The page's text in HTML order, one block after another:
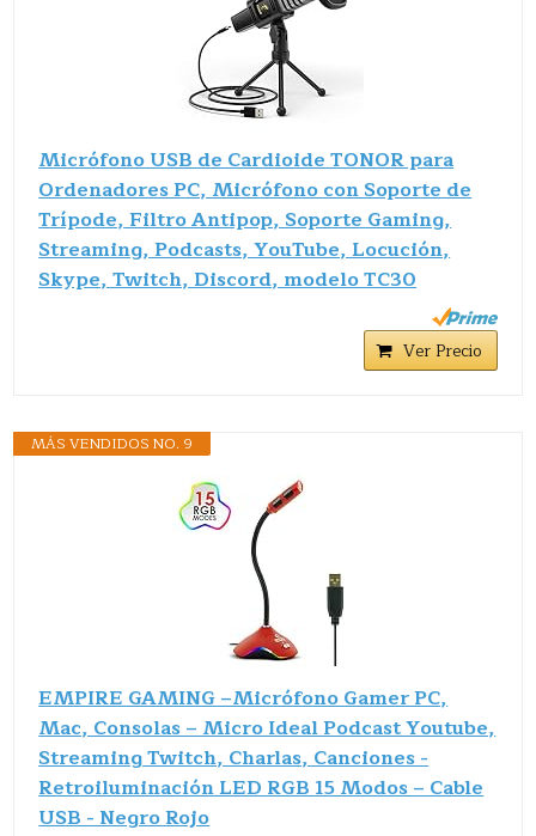
Micrófono USB de Cardioide TONOR para
Ordenadores PC, Micrófono con Soporte de
Trípode, Filtro Antipop, Soporte Gaming,
Streaming, Podcasts, YouTube, Locución,
Skype, Twitch, Discord, modelo TC30
Ver Precio
MÁS VENDIDOS NO. 9
EMPIRE GAMING –Micrófono Gamer PC,
Mac, Consolas – Micro Ideal Podcast Youtube,
Streaming Twitch, Charlas, Canciones -
Retroiluminación LED RGB 15 Modos – Cable
USB - Negro Rojo